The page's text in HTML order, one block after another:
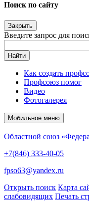
Поиск по сайту
Закрыть
Введите запрос для
Найти
Как создать
Профсоюз помог
Видео
Фотогалерея
Мобильное меню
Областной союз
+7(846) 333-40-05
fpso63@yandex.ru
Открыть поиск Карта
слабовидящих Печать